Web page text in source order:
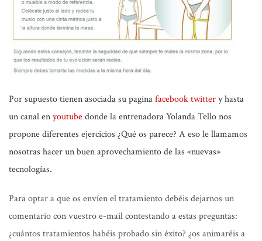
Por supuesto tienen asociada su paginafacebooktwittery hasta
un canal enyoutubedonde la entrenadora Yolanda Tello nos
propone diferentes ejercicios ¿Qué os parece? A eso le llamamos
nosotras hacer un buen aprovechamiento de las «nuevas»
tecnologías.
Para optar a que os envíen el tratamientodebéis dejarnos un
comentario con vuestro e-mail contestando a estas preguntas:
¿cuántos tratamientos habéis probado sin éxito? ¿os animaréis a